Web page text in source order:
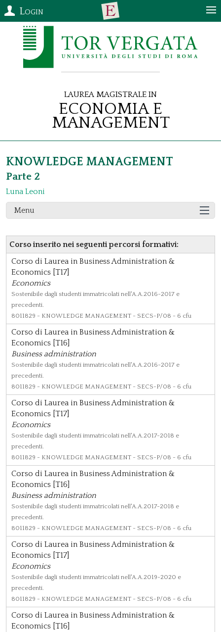
Login
Laurea Magistrale in
Economia e
Management
KNOWLEDGE MANAGEMENT
Parte 2
Luna Leoni
Menu
Corso inserito nei seguenti percorsi formativi:
Corso di Laurea in Business Administration &
Economics [T17]
Economics
Sostenibile dagli studenti immatricolati nell'A.A.2016-2017 e
precedenti.
8011829 - KNOWLEDGE MANAGEMENT - SECS-P/08 - 6 cfu
Corso di Laurea in Business Administration &
Economics [T16]
Business administration
Sostenibile dagli studenti immatricolati nell'A.A.2016-2017 e
precedenti.
8011829 - KNOWLEDGE MANAGEMENT - SECS-P/08 - 6 cfu
Corso di Laurea in Business Administration &
Economics [T17]
Economics
Sostenibile dagli studenti immatricolati nell'A.A.2017-2018 e
precedenti.
8011829 - KNOWLEDGE MANAGEMENT - SECS-P/08 - 6 cfu
Corso di Laurea in Business Administration &
Economics [T16]
Business administration
Sostenibile dagli studenti immatricolati nell'A.A.2017-2018 e
precedenti.
8011829 - KNOWLEDGE MANAGEMENT - SECS-P/08 - 6 cfu
Corso di Laurea in Business Administration &
Economics [T17]
Economics
Sostenibile dagli studenti immatricolati nell'A.A.2019-2020 e
precedenti.
8011829 - KNOWLEDGE MANAGEMENT - SECS-P/08 - 6 cfu
Corso di Laurea in Business Administration &
Economics [T16]